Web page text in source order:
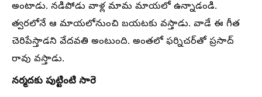
అంటాడు. నడిపోడు వాళ్ల మామ మాయలో ఉన్నాడండి.
త్వరలోనే ఆ మాయలోనుంచి బయటకు వస్తాడు. వాడే ఈ గీత
చెరిపేస్తాడని వేదవతి అంటుంది. అంతలో ఫర్నిచర్‌తో ప్రసాద్
రావు వస్తాడు.
నర్మదకు పుట్టింటి సారె